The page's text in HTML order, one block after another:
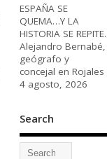
ESPAÑA SE
QUEMA…Y LA
HISTORIA SE REPITE.
Alejandro Bernabé,
geógrafo y
concejal en Rojales
4 agosto, 2026
Search